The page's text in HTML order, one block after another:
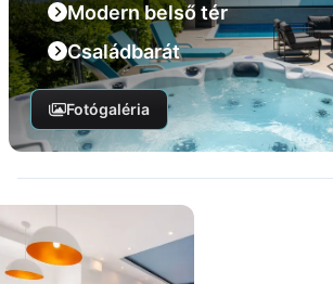
Modern belső tér
Családbarát
Fotógaléria